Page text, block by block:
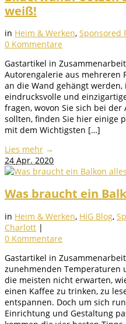
weiß!
in Heim & Werken, Sponsored
0 Kommentare
Gastartikel in
Autorengalerie aus mehreren
an die Wand gehängt
eindrucksvolle und
fragen, wovon Sie sich bei
sollten, finden Sie hier einige
mit dem Wichtigsten […]
Lies mehr →
24 Apr. 2020
Was braucht ein
in Heim & Werken, HiG Blog,
Charlott |
0 Kommentare
Gastartikel in
zunehmenden Temperaturen
die meisten nicht erwarten,
einen Kaffee zu trinken, zu
entspannen. Doch um sich
Einrichtung und Gestaltung